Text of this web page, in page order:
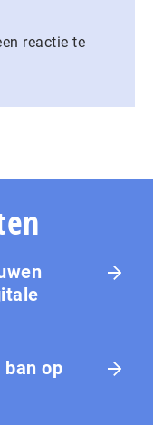
reactie te
op